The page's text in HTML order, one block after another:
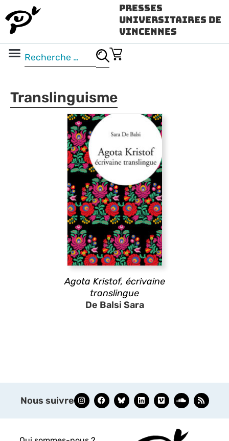
Presses
Universitaires de
Vincennes
Translinguisme
Agota Kristof, écrivaine
translingue
De Balsi Sara
Nous suivre